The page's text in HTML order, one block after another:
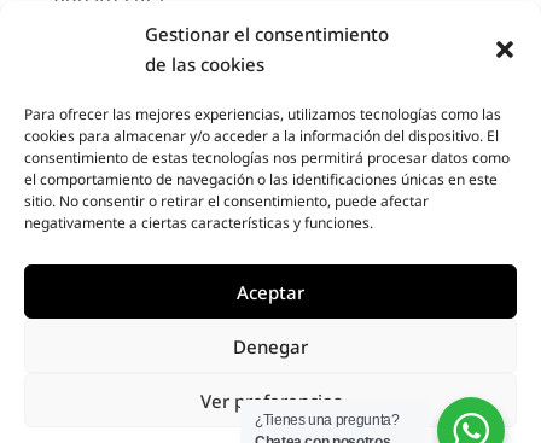
Gestionar el consentimiento
de las cookies
Para ofrecer las mejores experiencias, utilizamos tecnologías como las
cookies para almacenar y/o acceder a la información del dispositivo. El
consentimiento de estas tecnologías nos permitirá procesar datos como
el comportamiento de navegación o las identificaciones únicas en este
sitio. No consentir o retirar el consentimiento, puede afectar
negativamente a ciertas características y funciones.
Aceptar
Denegar
Ver preferencias
marzo 2021
febrero 2021
octubre 2020
agosto 2020
junio 2020
mayo 2020
Elegant Themes | Powered by
Diseño Web a medida| Childtheme created
¿Tienes una pregunta?